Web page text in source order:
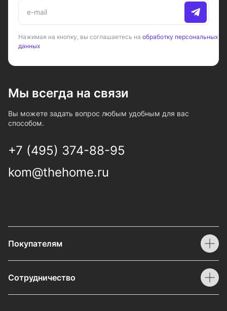
Нажимая на кнопку, вы соглашаетесь на обработку персональных
данных
Мы всегда на связи
Вы можете задать вопрос любым удобным для вас
способом.
+7 (495) 374-88-95
kom@thehome.ru
Покупателям
Сотрудничество